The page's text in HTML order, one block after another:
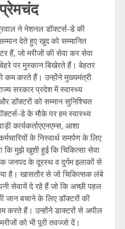
ने नेशनल डॉक्टर्स-डे की
देते हुए खुद को सम्मानित
हैं, जो मरीजों की सेवा कर सेवा
पर मुस्कान बिखेरते हैं। बेहतर
करते हैं। उन्होंने मुख्यमंत्री
सरकार प्रदेश में स्वास्थ्य
डॉक्टरों को सम्मान सुनिश्चित
डे के मौके पर हम स्वास्थ्य
कार्यकर्ताएएनएम्स, आशा
के निस्वार्थ समर्पण के लिए
मुझे खुशी हुई कि चिकित्सा सेवा
जनपद के दूरस्थ व दुर्गम इलाकों से
है। खासतौर से जो चिकित्सक लंबे
सेवायें दे रहे हैं जो कि अच्छी पहल
जान बचाने के लिए डॉक्टरों की
करते हैं। उन्होंने डाक्टरों से अपील
को भी पूरी तवज्जो दें।